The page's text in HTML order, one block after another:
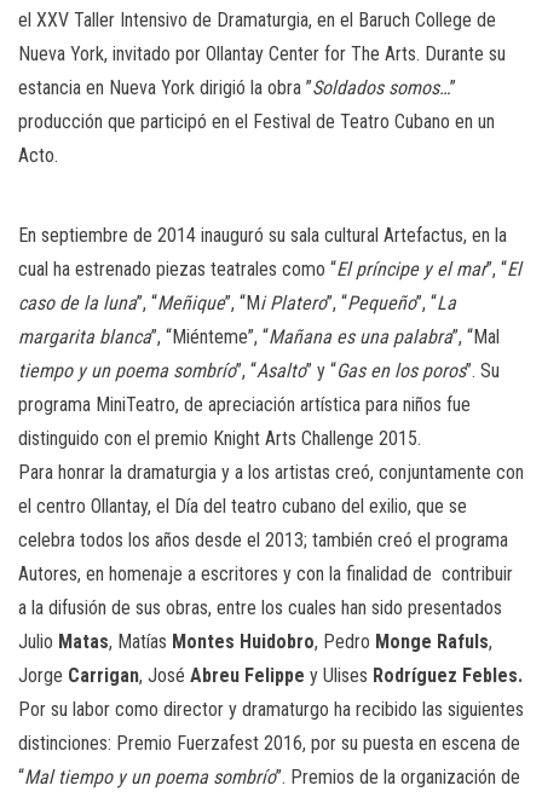
el XXV Taller Intensivo de Dramaturgia, en el Baruch College de
Nueva York, invitado por Ollantay Center for The Arts. Durante su
estancia en Nueva York dirigió la obra ”Soldados somos…”
producción que participó en el Festival de Teatro Cubano en un
Acto.
En septiembre de 2014 inauguró su sala cultural Artefactus, en la
cual ha estrenado piezas teatrales como “El príncipe y el mar”, “El
caso de la luna”, “Meñique”, “Mi Platero”, “Pequeño”, “La
margarita blanca”, “Miénteme”, “Mañana es una palabra”, “Mal
tiempo y un poema sombrío”, “Asalto” y “Gas en los poros”. Su
programa MiniTeatro, de apreciación artística para niños fue
distinguido con el premio Knight Arts Challenge 2015.
Para honrar la dramaturgia y a los artistas creó, conjuntamente con
el centro Ollantay, el Día del teatro cubano del exilio, que se
celebra todos los años desde el 2013; también creó el programa
Autores, en homenaje a escritores y con la finalidad de contribuir
a la difusión de sus obras, entre los cuales han sido presentados
Julio Matas, Matías Montes Huidobro, Pedro Monge Rafuls,
Jorge Carrigan, José Abreu Felippe y Ulises Rodríguez Febles.
Por su labor como director y dramaturgo ha recibido las siguientes
distinciones: Premio Fuerzafest 2016, por su puesta en escena de
“Mal tiempo y un poema sombrío”. Premios de la organización de